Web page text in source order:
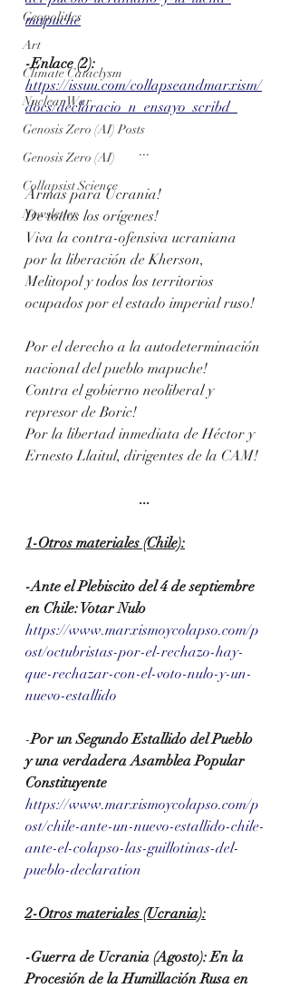
Geopolitics
Art
Climate Cataclysm
Nuclear War
Genosis Zero (AI) Posts
Genosis Zero (AI)
Collapsist Science
Newsletter
mapuche
-Enlace (2):
https://issuu.com/collapseandmarxism/
docs/declaracio_n_ensayo_scribd_
...
Armas para Ucrania!
De todos los orígenes!
Viva la contra-ofensiva ucraniana
por la liberación de Kherson,
Melitopol y todos los territorios
ocupados por el estado imperial ruso!
Por el derecho a la autodeterminación
nacional del pueblo mapuche!
Contra el gobierno neoliberal y
represor de Boric!
Por la libertad inmediata de Héctor y
Ernesto Llaitul, dirigentes de la CAM!
...
1-Otros materiales (Chile):
-Ante el Plebiscito del 4 de septiembre
en Chile: Votar Nulo
https://www.marxismoycolapso.com/p
ost/octubristas-por-el-rechazo-hay-
que-rechazar-con-el-voto-nulo-y-un-
nuevo-estallido
-Por un Segundo Estallido del Pueblo
y una verdadera Asamblea Popular
Constituyente
https://www.marxismoycolapso.com/p
ost/chile-ante-un-nuevo-estallido-chile-
ante-el-colapso-las-guillotinas-del-
pueblo-declaration
2-Otros materiales (Ucrania):
-Guerra de Ucrania (Agosto): En la
Procesión de la Humillación Rusa en